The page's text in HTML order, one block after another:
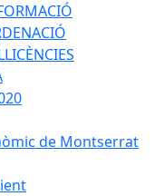
de Montserrat